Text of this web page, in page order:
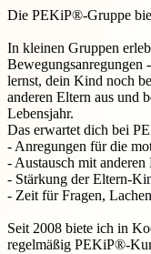
Die PEKiP®-Gruppe
In kleinen Gruppen
Bewegungsanregungen
lernst, dein Kind noch
anderen Eltern aus und
Lebensjahr.
Das erwartet dich bei
- Anregungen für die
- Austausch mit anderen
- Stärkung der Eltern-
- Zeit für Fragen,
Seit 2008 biete ich in
regelmäßig PEKiP®-